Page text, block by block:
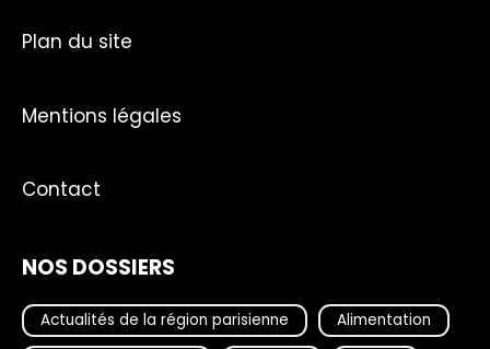
Plan du site
Mentions légales
Contact
NOS DOSSIERS
Actualités de la région parisienne
Alimentation